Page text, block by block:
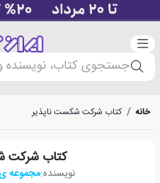
دسته‌بندی
جستجوی کتاب، نویسنده
خانه / کتاب شرکت شکست ناپذیر
کتاب شرکت
نویسنده:مجموعه